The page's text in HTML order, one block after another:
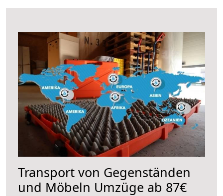
Transport von Gegenständen
und Möbeln Umzüge ab 87€